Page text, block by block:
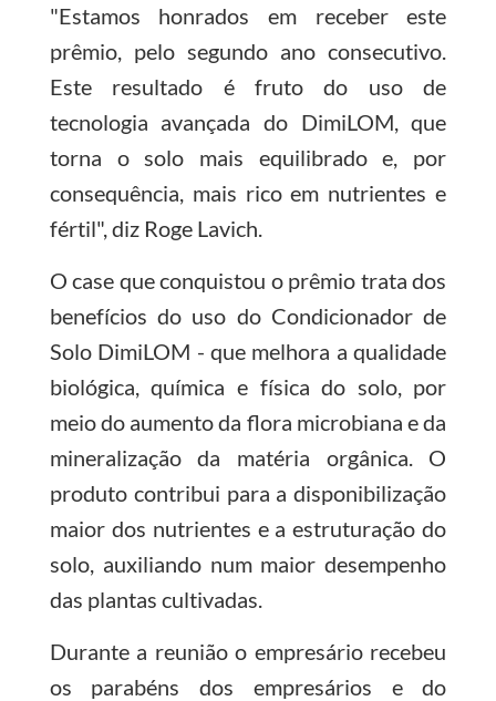
"Estamos honrados em receber este
prêmio, pelo segundo ano consecutivo.
Este resultado é fruto do uso de
tecnologia avançada do DimiLOM, que
torna o solo mais equilibrado e, por
consequência, mais rico em nutrientes e
fértil", diz Roge Lavich.
O case que conquistou o prêmio trata dos
benefícios do uso do Condicionador de
Solo DimiLOM - que melhora a qualidade
biológica, química e física do solo, por
meio do aumento da flora microbiana e da
mineralização da matéria orgânica. O
produto contribui para a disponibilização
maior dos nutrientes e a estruturação do
solo, auxiliando num maior desempenho
das plantas cultivadas.
Durante a reunião o empresário recebeu
os parabéns dos empresários e do